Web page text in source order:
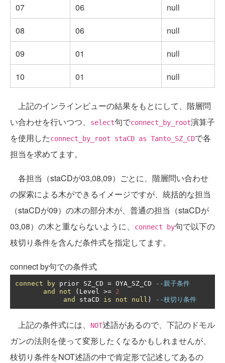
07
06
null
08
06
null
09
01
null
10
01 null
上記のインラインビューの結果をもとにして、階層問
い合わせを行いつつ、
select句でconnect_by_root演算子
を使用したconnect_by_root staCD as Tanto_SZ_CDで各
担当を求めてます。
各担当（staCDが03,08,09）ごとに、階層問い合わせ
の探索による木ができるイメージですが、統括的な担当
（staCDが09）の木の部分木が、普通の担当（staCDが
03,08）の木と重ならないように、
connect by句で以下の
枝切り条件を含んだ条件式を指定してます。
connect by句での条件式
connect by prior SZ_CD = OYA_SZ_CD
--親子条件
and
not ( Level >= 2
and
staCD is not null ) --枝切り条件
上記の条件式には、 NOT述語があるので、下記のドモル
ガンの法則を使って変形したくなるかもしれませんが、
枝切り条件をNOT述語の中で肯定形で記述してあるの